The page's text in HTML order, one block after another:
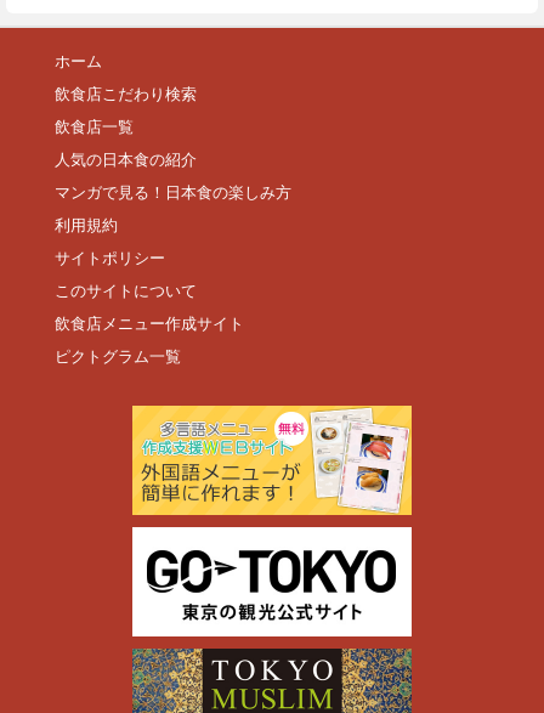
ホーム
飲食店こだわり検索
飲食店一覧
人気の日本食の紹介
マンガで見る！日本食の楽しみ方
利用規約
サイトポリシー
このサイトについて
飲食店メニュー作成サイト
ピクトグラム一覧